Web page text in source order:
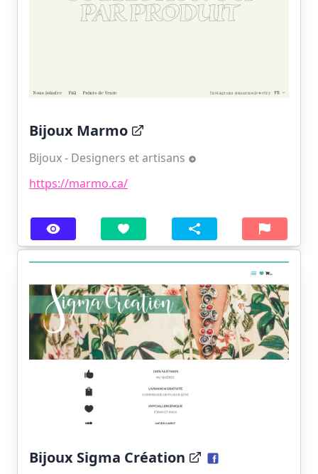
Bijoux Marmo
Bijoux - Designers et artisans
https://marmo.ca/
Bijoux Sigma Création